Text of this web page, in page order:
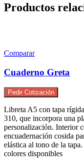
Productos
Comparar
Cuaderno Greta
Pedir Cotización
Libreta A5 con tapa
310, que incorpora una
personalización. Interior
encuadernación cosida
elástica al tono de la
colores disponibles